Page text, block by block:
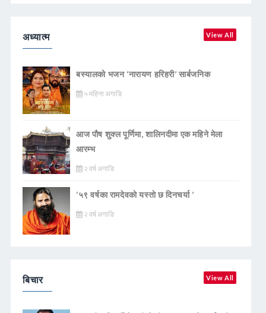
अध्यात्म View All
बस्यालको भजन ‘नारायण हरिहरी’ सार्बजनिक
५ महिना अगाडि
आज पौष शुक्ल पूर्णिमा, शालिनदीमा एक महिने मेला
आरम्भ
२ वर्ष अगाडि
‘५९ वर्षका रामदेवकाे यस्ताे छ दिनचर्या ’
२ वर्ष अगाडि
बिचार View All